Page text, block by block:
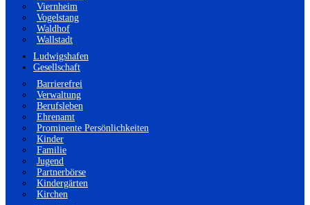
Viernheim
Vogelstang
Waldhof
Wallstadt
Ludwigshafen
Gesellschaft
Barrierefrei
Verwaltung
Berufsleben
Ehrenamt
Prominente Persönlichkeiten
Kinder
Familie
Jugend
Partnerbörse
Kindergärten
Kirchen